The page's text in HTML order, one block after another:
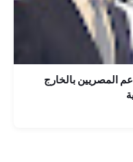
المصريين بالخارج